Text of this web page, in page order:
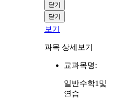
닫기
닫기
보기
과목 상세보기
교과목명:
일반수학1및
연습